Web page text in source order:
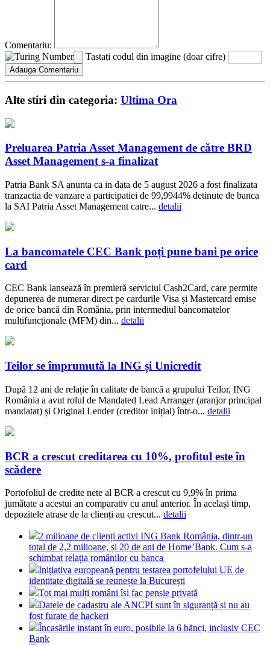
Comentariu:
Tastati codul din imagine (doar cifre)
Alte stiri din categoria: Ultima Ora
Preluarea Patria Asset Management de către BRD
Asset Management s-a finalizat
Patria Bank SA anunta ca in data de 5 august 2026 a fost finalizata
tranzactia de vanzare a participatiei de 99,9944% detinute de banca
la SAI Patria Asset Management catre... detalii
La bancomatele CEC Bank poți pune bani pe orice
card
CEC Bank lansează în premieră serviciul Cash2Card, care permite
depunerea de numerar direct pe cardurile Visa și Mastercard emise
de orice bancă din România, prin intermediul bancomatelor
multifuncționale (MFM) din... detalii
Teilor se împrumută la ING și Unicredit
După 12 ani de relație în calitate de bancă a grupului Teilor, ING
România a avut rolul de Mandated Lead Arranger (aranjor principal
mandatat) și Original Lender (creditor inițial) într-o... detalii
BCR a crescut creditarea cu 10%, profitul este în
scădere
Portofoliul de credite nete al BCR a crescut cu 9,9% în prima
jumătate a acestui an comparativ cu anul anterior. În același timp,
depozitele atrase de la clienți au crescut... detalii
2 milioane de clienți activi ING Bank România, dintr-un
total de 2,2 milioane, și 20 de ani de Home’Bank. Cum s-a
schimbat relația românilor cu banca
Inițiativa europeană pentru testarea portofelului UE de
identitate digitală se reunește la București
Tot mai mulți români își fac pensie privată
Datele de cadastru ale ANCPI sunt în siguranță și nu au
fost furate de hackeri
Încasările instant în euro, posibile la 6 bănci, inclusiv CEC
Bank